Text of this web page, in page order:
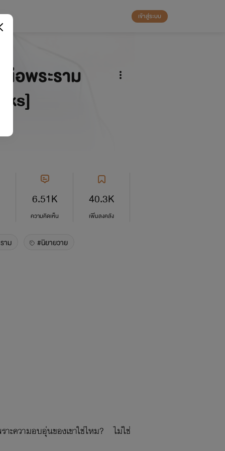
เข้าสู่ระบบ
อพระราม
6.51K
ความคิดเห็น
40.3K
เพิ่มลงคลัง
าม #นิยายวาย
าะความอบอุ่นของเขาใช่ไหม? ไม่ใช่